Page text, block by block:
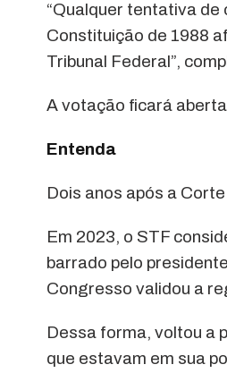
“Qualquer tentativa
Constituição de 1988
Tribunal Federal”,
A votação ficará
Entenda
Dois anos após a
Em 2023, o STF
barrado pelo
Congresso validou a
Dessa forma, voltou a
que estavam em sua